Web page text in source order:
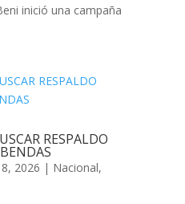
inició una campaña
RESPALDO
2026 | Nacional,